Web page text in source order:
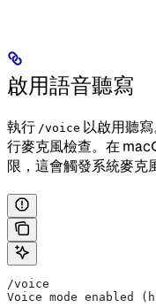
啟用語音聽寫
執行 /voice 以啟用聽
行麥克風檢查。在
限，這會觸發系統麥克
/voice
Voice mode